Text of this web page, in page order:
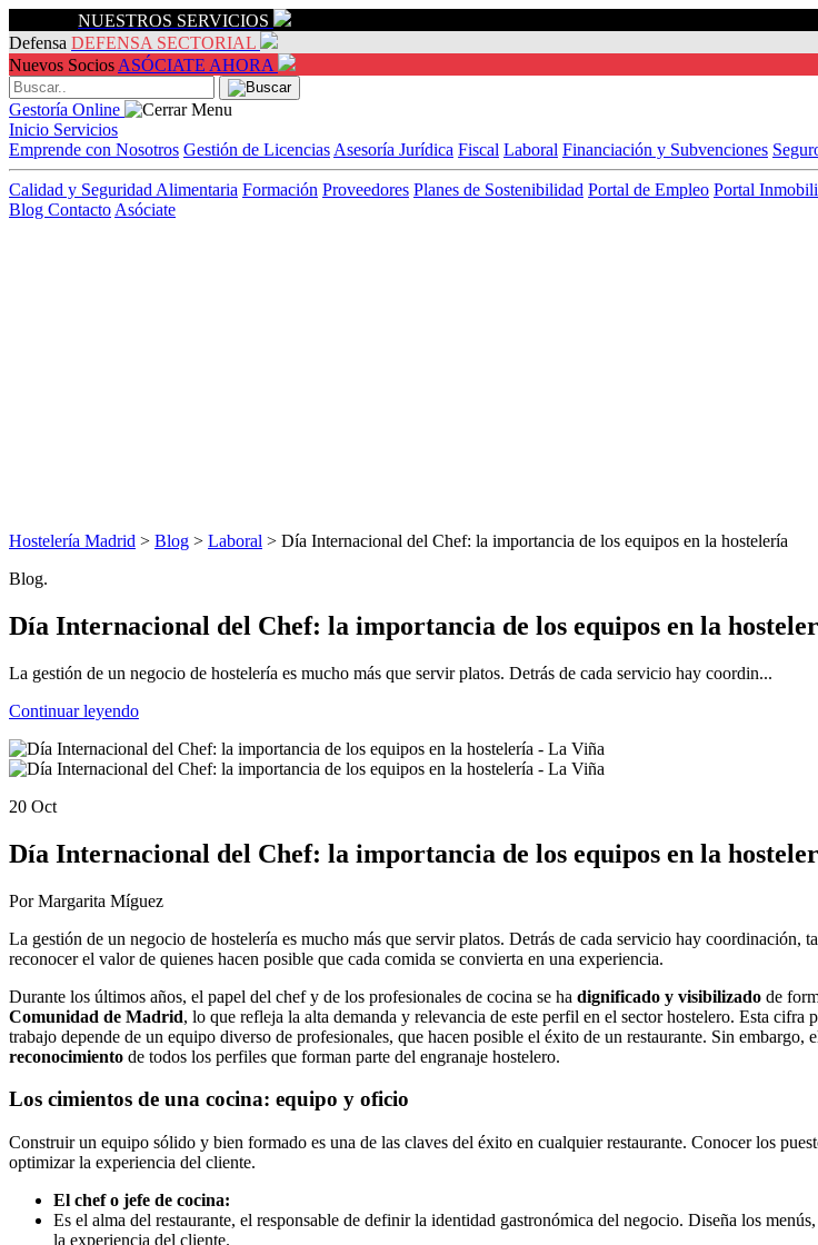
NUESTROS SERVICIOS
Defensa DEFENSA SECTORIAL
Nuevos Socios ASÓCIATE AHORA
Gestoría Online
Inicio Servicios
Emprende con Nosotros Gestión de Licencias Asesoría Jurídica Fiscal Laboral Financiación y Subvenciones
Calidad y Seguridad Alimentaria Formación Proveedores Planes de Sostenibilidad Portal de Empleo Portal
Blog Contacto Asóciate
Hostelería Madrid > Blog > Laboral > Día Internacional del Chef: la importancia de los equipos en la hostelería
Blog.
Día Internacional del Chef: la importancia de los equipos en la
La gestión de un negocio de hostelería es mucho más que servir platos. Detrás de cada servicio hay coordin...
Continuar leyendo
20 Oct
Día Internacional del Chef: la importancia de los equipos en la
Por Margarita Míguez
La gestión de un negocio de hostelería es mucho más que servir platos. Detrás de cada servicio hay coordinación,
reconocer el valor de quienes hacen posible que cada comida se convierta en una experiencia.
Durante los últimos años, el papel del chef y de los profesionales de cocina se ha dignificado y visibilizado de
Comunidad de Madrid, lo que refleja la alta demanda y relevancia de este perfil en el sector hostelero. Esta
trabajo depende de un equipo diverso de profesionales, que hacen posible el éxito de un restaurante. Sin embargo,
reconocimiento de todos los perfiles que forman parte del engranaje hostelero.
Los cimientos de una cocina: equipo y oficio
Construir un equipo sólido y bien formado es una de las claves del éxito en cualquier restaurante. Conocer los
optimizar la experiencia del cliente.
El chef o jefe de cocina:
Es el alma del restaurante, el responsable de definir la identidad gastronómica del negocio. Diseña los
la experiencia del cliente.